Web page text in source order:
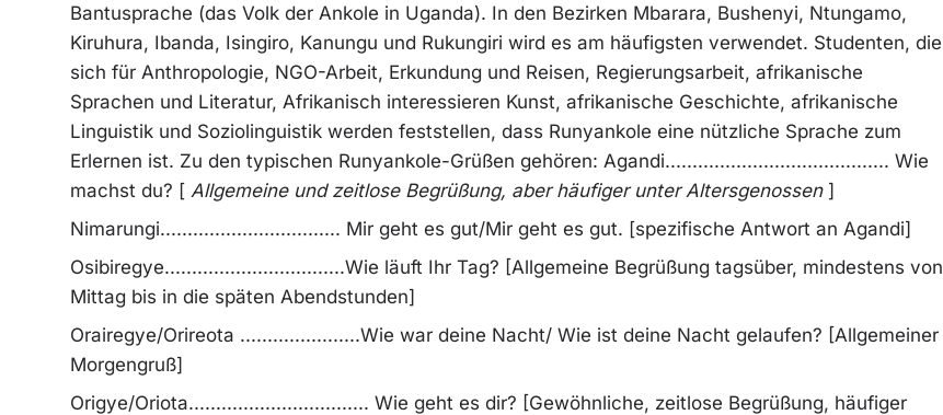
Bantusprache (das Volk der Ankole in Uganda). In den Bezirken Mbarara, Bushenyi, Ntungamo,
Kiruhura, Ibanda, Isingiro, Kanungu und Rukungiri wird es am häufigsten verwendet. Studenten, die
sich für Anthropologie, NGO-Arbeit, Erkundung und Reisen, Regierungsarbeit, afrikanische
Sprachen und Literatur, Afrikanisch interessieren Kunst, afrikanische Geschichte, afrikanische
Linguistik und Soziolinguistik werden feststellen, dass Runyankole eine nützliche Sprache zum
Erlernen ist. Zu den typischen Runyankole-Grüßen gehören: Agandi......................................... Wie
machst du? [ Allgemeine und zeitlose Begrüßung, aber häufiger unter Altersgenossen ]
Nimarungi................................. Mir geht es gut/Mir geht es gut. [spezifische Antwort an Agandi]
Osibiregye.................................Wie läuft Ihr Tag? [Allgemeine Begrüßung tagsüber, mindestens von
Mittag bis in die späten Abendstunden]
Orairegye/Orireota ......................Wie war deine Nacht/ Wie ist deine Nacht gelaufen? [Allgemeiner
Morgengruß]
Origye/Oriota................................. Wie geht es dir? [Gewöhnliche, zeitlose Begrüßung, häufiger